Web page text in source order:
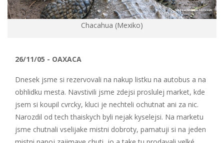
Chacahua (Mexiko)
26/11/05 - OAXACA
Dnesek jsme si rezervovali na nakup listku na autobus a na
obhlidku mesta. Navstivili jsme zdejsi proslulej market, kde
jsem si koupil cvrcky, kluci je nechteli ochutnat ani za nic.
Narozdil od tech thaiskych byli nejak kyselejsi. Na marketu
jsme chutnali vselijake mistni dobroty, pamatuji si na jeden